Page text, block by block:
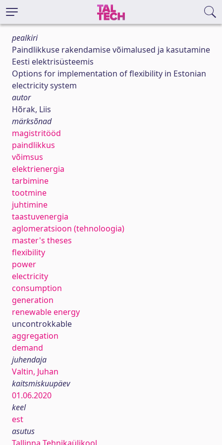
pealkiri
Paindlikkuse rakendamise võimalused ja kasutamine
Eesti elektrisüsteemis
Options for implementation of flexibility in Estonian
electricity system
autor
Hõrak, Liis
märksõnad
magistritööd
paindlikkus
võimsus
elektrienergia
tarbimine
tootmine
juhtimine
taastuvenergia
aglomeratsioon (tehnoloogia)
master's theses
flexibility
power
electricity
consumption
generation
renewable energy
uncontrokkable
aggregation
demand
juhendaja
Valtin, Juhan
kaitsmiskuupäev
01.06.2020
keel
est
asutus